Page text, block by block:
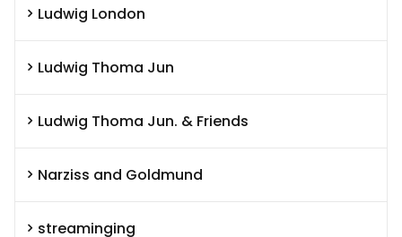
Ludwig London
Ludwig Thoma Jun
Ludwig Thoma Jun. & Friends
Narziss and Goldmund
streaminging